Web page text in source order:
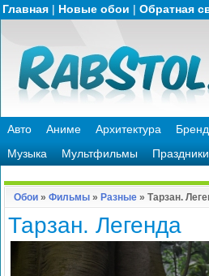
Главная | Новые обои | Обратная
Авто Аниме Архитектура
Музыка
Мультфильмы Праздники
Обои » Фильмы » Разные » Тарзан.
Тарзан. Легенда